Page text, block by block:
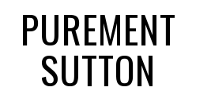
PUREMENT
SUTTON